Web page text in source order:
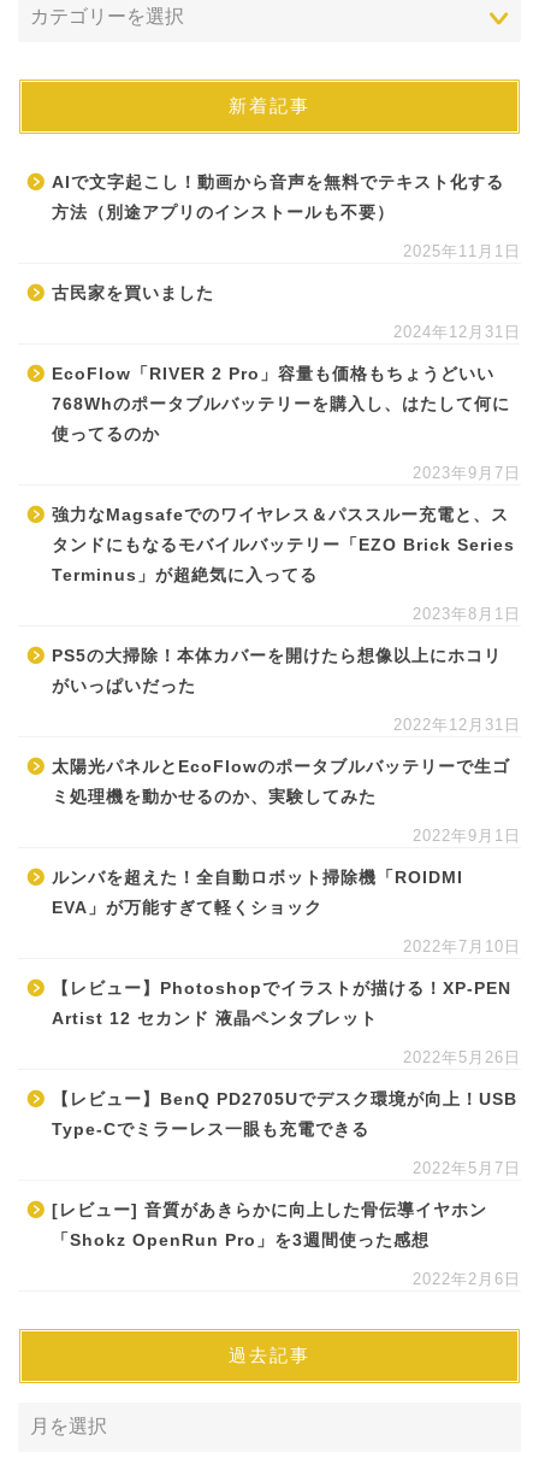
新着記事
AIで文字起こし！動画から音声を無料でテキスト化する
方法（別途アプリのインストールも不要）
2025年11月1日
古民家を買いました
2024年12月31日
EcoFlow「RIVER 2 Pro」容量も価格もちょうどいい
768Whのポータブルバッテリーを購入し、はたして何に
使ってるのか
2023年9月7日
強力なMagsafeでのワイヤレス＆パススルー充電と、ス
タンドにもなるモバイルバッテリー「EZO Brick Series
Terminus」が超絶気に入ってる
2023年8月1日
PS5の大掃除！本体カバーを開けたら想像以上にホコリ
がいっぱいだった
2022年12月31日
太陽光パネルとEcoFlowのポータブルバッテリーで生ゴ
ミ処理機を動かせるのか、実験してみた
2022年9月1日
ルンバを超えた！全自動ロボット掃除機「ROIDMI
EVA」が万能すぎて軽くショック
2022年7月10日
【レビュー】Photoshopでイラストが描ける！XP-PEN
Artist 12 セカンド 液晶ペンタブレット
2022年5月26日
【レビュー】BenQ PD2705Uでデスク環境が向上！USB
Type-Cでミラーレス一眼も充電できる
2022年5月7日
[レビュー] 音質があきらかに向上した骨伝導イヤホン
「Shokz OpenRun Pro」を3週間使った感想
2022年2月6日
過去記事